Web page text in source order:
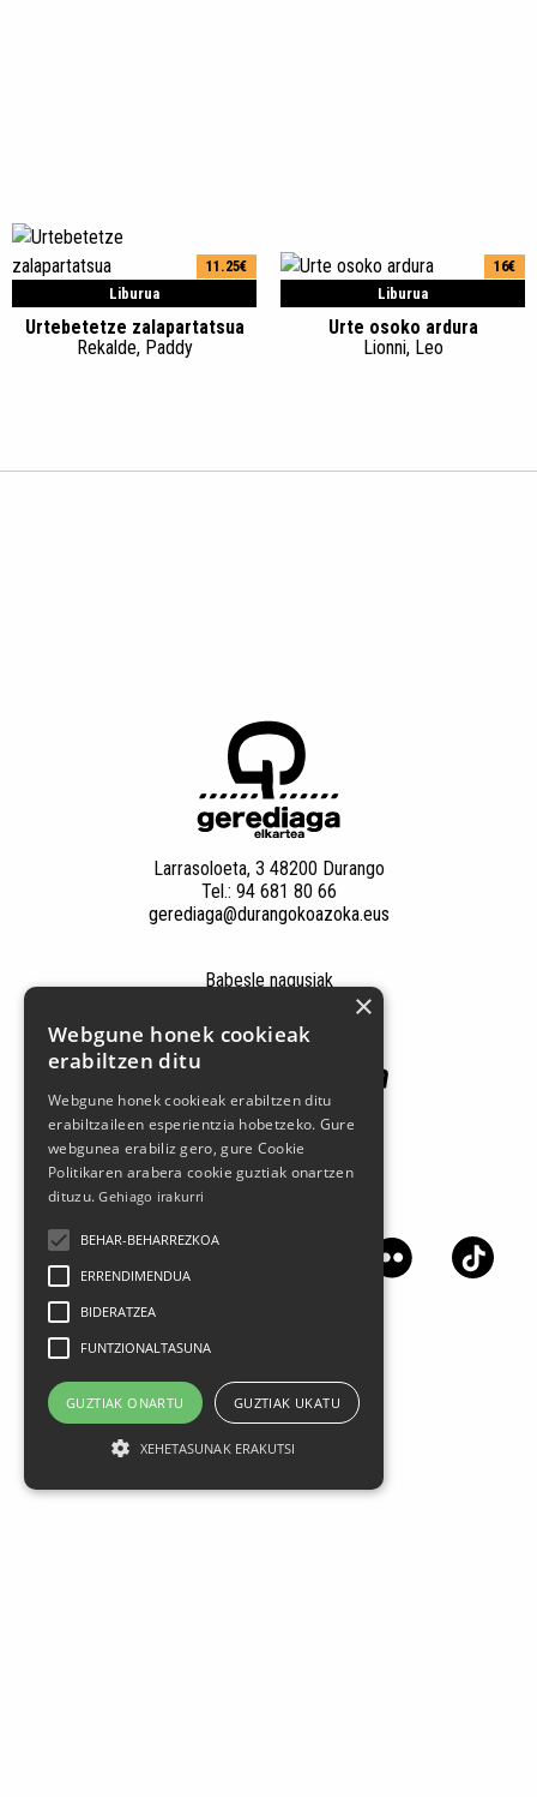
Liburua
11.25€
Urtebetetze zalapartatsua
Rekalde, Paddy
Liburua
16€
Urte osoko ardura
Lionni, Leo
Larrasoloeta, 3 48200 Durango
Tel.: 94 681 80 66
gerediaga@durangokoazoka.eus
Babesle nagusiak
Jarrai gaitzazu sare sozialetan
×
Webgune honek cookieak
erabiltzen ditu
Webgune honek cookieak erabiltzen ditu
erabiltzaileen esperientzia hobetzeko. Gure
webgunea erabiliz gero, gure Cookie
Politikaren arabera cookie guztiak onartzen
dituzu.Gehiago irakurri
BEHAR-BEHARREZKOA
ERRENDIMENDUA
BIDERATZEA
FUNTZIONALTASUNA
GUZTIAK ONARTU GUZTIAK UKATU
XEHETASUNAK ERAKUTSI